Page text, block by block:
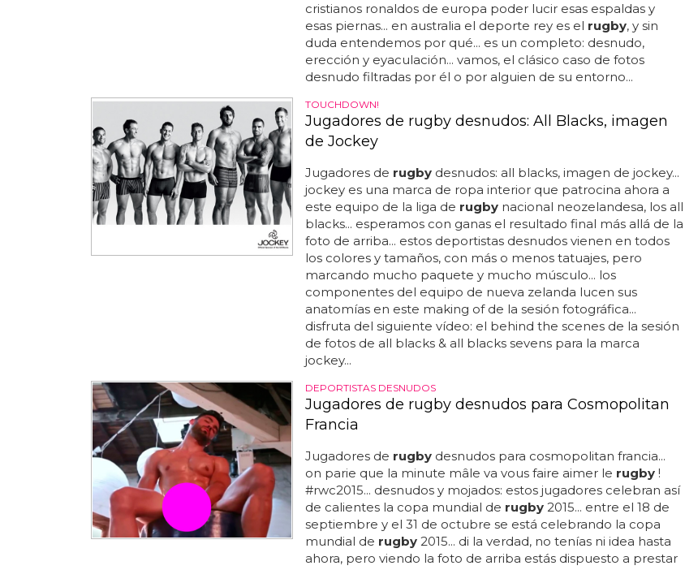
cristianos ronaldos de europa poder lucir esas espaldas y
esas piernas... en australia el deporte rey es el rugby, y sin
duda entendemos por qué... es un completo: desnudo,
erección y eyaculación... vamos, el clásico caso de fotos
desnudo filtradas por él o por alguien de su entorno...
TOUCHDOWN!
Jugadores de rugby desnudos: All Blacks, imagen
de Jockey
Jugadores de rugbydesnudos: all blacks, imagen de jockey...
jockey es una marca de ropa interior que patrocina ahora a
este equipo de la liga de rugbynacional neozelandesa, los all
blacks... esperamos con ganas el resultado final más allá de la
foto de arriba... estos deportistas desnudos vienen en todos
los colores y tamaños, con más o menos tatuajes, pero
marcando mucho paquete y mucho músculo... los
componentes del equipo de nueva zelanda lucen sus
anatomías en este making of de la sesión fotográfica...
disfruta del siguiente vídeo: el behind the scenes de la sesión
de fotos de all blacks & all blacks sevens para la marca
jockey...
DEPORTISTAS DESNUDOS
Jugadores de rugby desnudos para Cosmopolitan
Francia
Jugadores de rugbydesnudos para cosmopolitan francia...
on parie que la minute mâle va vous faire aimer le rugby!
#rwc2015... desnudos y mojados: estos jugadores celebran así
de calientes la copa mundial de rugby2015... entre el 18 de
septiembre y el 31 de octubre se está celebrando la copa
mundial de rugby2015... di la verdad, no tenías ni idea hasta
ahora, pero viendo la foto de arriba estás dispuesto a prestar